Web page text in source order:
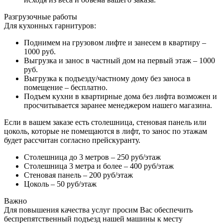
Разгрузочные работы
Для кухонных гарнитуров:
Поднимем на грузовом лифте и занесем в квартиру –
1000 руб.
Выгрузка и занос в частный дом на первый этаж – 1000
руб.
Выгрузка к подъезду/частному дому без заноса в
помещение – бесплатно.
Подъем кухни в квартирные дома без лифта возможен и
просчитывается заранее менеджером нашего магазина.
Если в вашем заказе есть столешница, стеновая панель или
цоколь, которые не помещаются в лифт, то занос по этажам
будет рассчитан согласно прейскуранту.
Столешница до 3 метров – 250 руб/этаж
Столешница 3 метра и более – 400 руб/этаж
Стеновая панель – 200 руб/этаж
Цоколь – 50 руб/этаж
Важно
Для повышения качества услуг просим Вас обеспечить
беспрепятственный подъезд нашей машины к месту